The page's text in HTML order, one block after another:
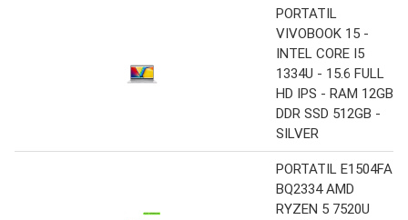
PORTATIL
VIVOBOOK 15 -
INTEL CORE I5
1334U - 15.6 FULL
HD IPS - RAM 12GB
DDR SSD 512GB -
SILVER
PORTATIL E1504FA-
BQ2334 AMD
RYZEN 5 7520U